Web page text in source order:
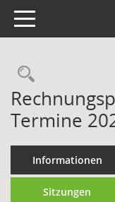
Toggle navigation
Termine
Informationen
Sitzungen